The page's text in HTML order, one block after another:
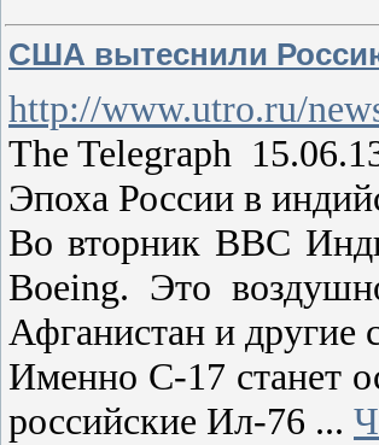
США вытеснили
http://www.utro.ru/
The Telegraph
Эпоха России в
Во вторник ВВС
Boeing. Это
Афганистан и другие
Именно C-17 станет
российские Ил-76 ...